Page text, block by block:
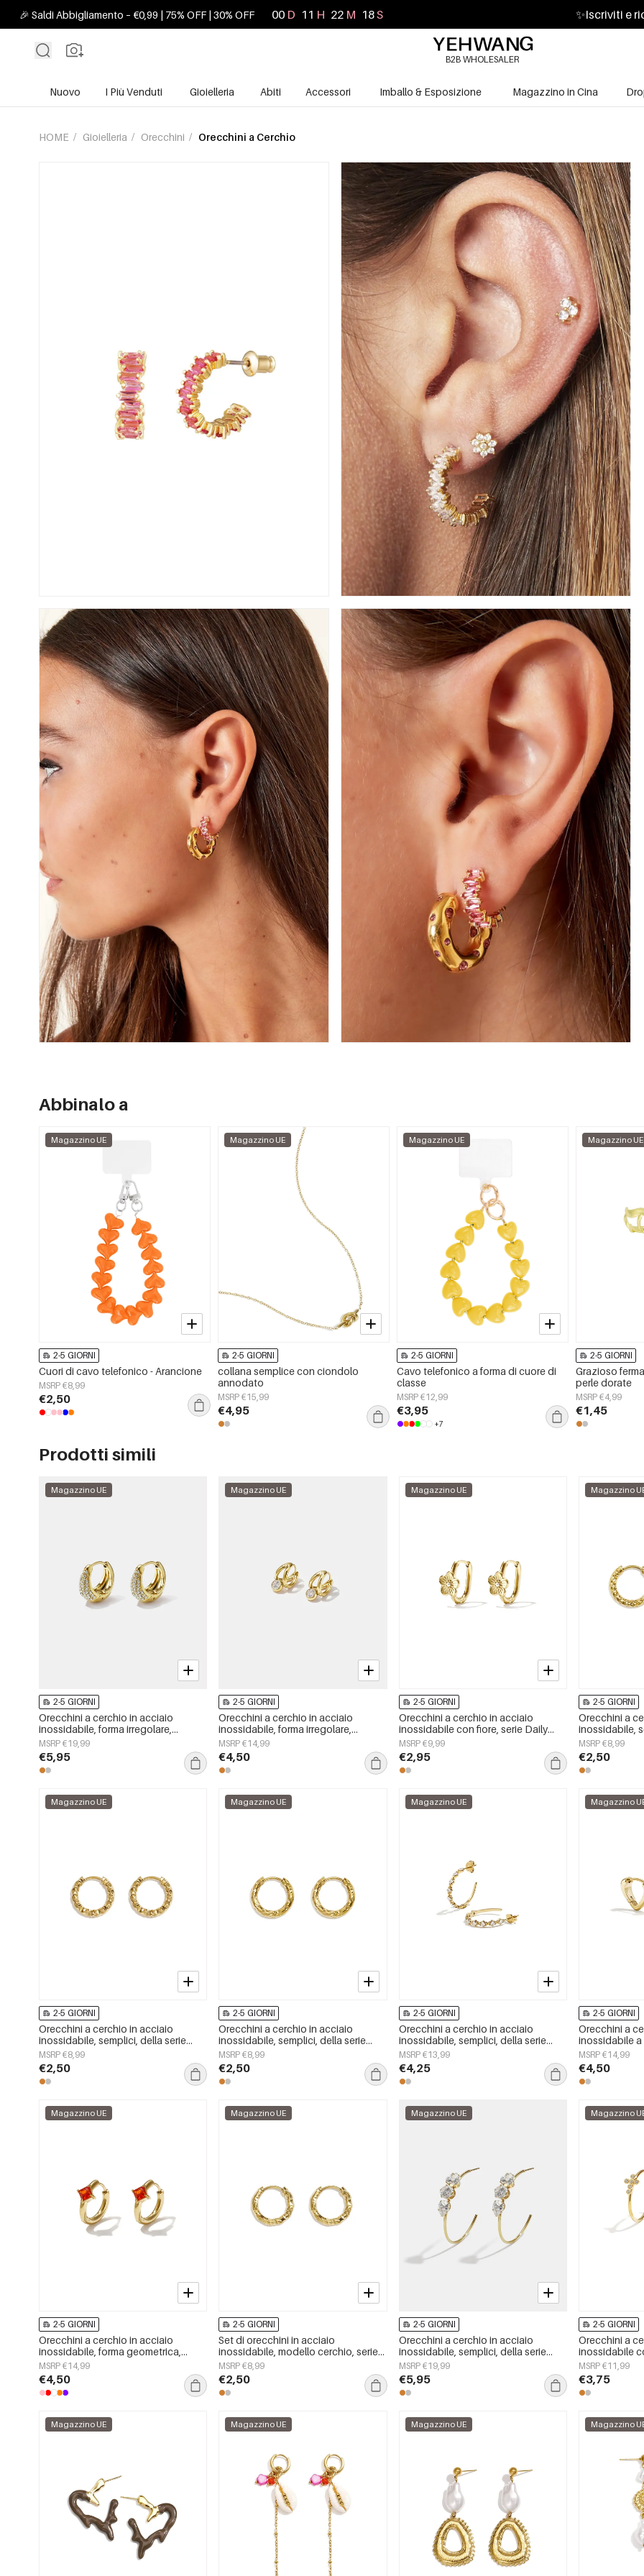
🎉 Saldi Abbigliamento – €0,99 | 75% OFF | 30% OFF 00 D 11 H 22 M 17S ✨Iscriviti e
B2B WHOLESALER
Nuovo I Più Venduti Gioielleria Abiti Accessori Imballo & Esposizione Magazzino in Cina
HOME / Gioielleria / Orecchini / Orecchini a Cerchio
Abbinalo a
Magazzino UE
2-5 GIORNI
Cuori di cavo telefonico - Arancione
MSRP €8,99
€2,50
Magazzino UE
2-5 GIORNI
collana semplice con ciondolo
annodato
MSRP €15,99
€4,95
Magazzino UE
2-5 GIORNI
Cavo telefonico a forma di cuore di
classe
MSRP €12,99
€3,95
+7
Magazzino UE
2-5 GIORNI
Grazioso
perle dorate
MSRP €4,99
€1,45
Prodotti simili
Magazzino UE
2-5 GIORNI
Orecchini a cerchio in acciaio
inossidabile, forma irregolare,
semplici, della serie Simple Daily,
gioielli da donna.
MSRP €19,99
€5,95
Magazzino UE
2-5 GIORNI
Orecchini a cerchio in acciaio
inossidabile, forma irregolare,
semplici, serie &quot;Daily
Simple&quot;, gioielli da donna.
MSRP €14,99
€4,50
Magazzino UE
2-5 GIORNI
Orecchini a cerchio in acciaio
inossidabile con fiore, serie Daily
Simple, gioielli da donna.
MSRP €9,99
€2,95
Magazzino
2-5 GIORNI
Orecchini a
inossidabile,
Daily Simple,
MSRP €8,99
€2,50
Magazzino UE
2-5 GIORNI
Orecchini a cerchio in acciaio
inossidabile, semplici, della serie
Daily Simple, gioielli da donna
MSRP €8,99
€2,50
Magazzino UE
2-5 GIORNI
Orecchini a cerchio in acciaio
inossidabile, semplici, della serie
Daily Simple, gioielli da donna
MSRP €8,99
€2,50
Magazzino UE
2-5 GIORNI
Orecchini a cerchio in acciaio
inossidabile, semplici, della serie
Daily Simple, gioielli da donna
MSRP €13,99
€4,25
Magazzino
2-5 GIORNI
Orecchini a
inossidabile a
semplici, della
gioielli da
MSRP €14,99
€4,50
Magazzino UE
2-5 GIORNI
Orecchini a cerchio in acciaio
inossidabile, forma geometrica,
semplici, serie Daily Simple, gioielli
da donna
MSRP €14,99
€4,50
Magazzino UE
2-5 GIORNI
Set di orecchini in acciaio
inossidabile, modello cerchio, serie
semplice, gioielli da donna
MSRP €8,99
€2,50
Magazzino UE
2-5 GIORNI
Orecchini a cerchio in acciaio
inossidabile, semplici, della serie
Daily Simple, gioielli da donna
MSRP €19,99
€5,95
Magazzino
2-5 GIORNI
Orecchini a
inossidabile
Simple, gioielli
MSRP €11,99
€3,75
Magazzino UE Magazzino UE Magazzino UE Magazzino